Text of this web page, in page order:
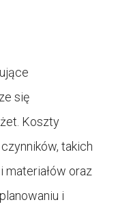
się
Koszty
takich
materiałów oraz
i